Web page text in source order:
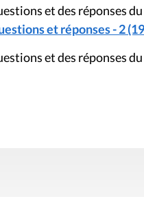
et des réponses
et réponses - 2
et des réponses